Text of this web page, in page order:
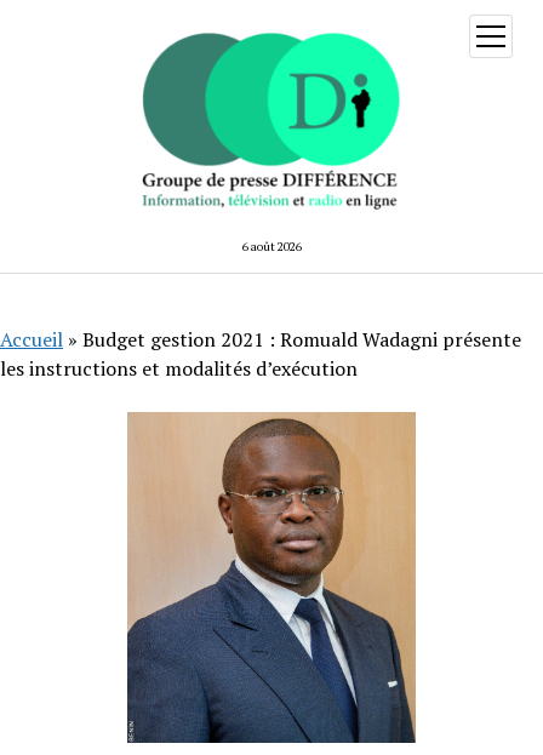
6 août 2026
ouvrir
menu
Accueil » Budget gestion 2021 : Romuald Wadagni présente
les instructions et modalités d’exécution